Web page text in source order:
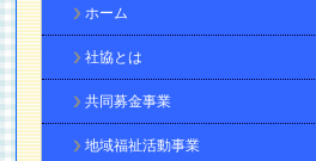
ホーム
社協とは
共同募金事業
地域福祉活動事業